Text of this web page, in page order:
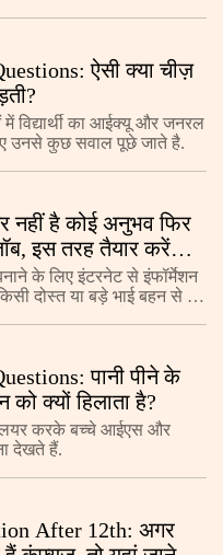
ऐसी क्या चीज़
में विद्यार्थी का आईक्यू और जनरल
उनसे कुछ सवाल पूछे जाते है.
नहीं है कोई अनुभव फिर
इस तरह तैयार करें
के लिए इंटरनेट से इंफॉर्मेशन
दोस्त या बड़े भाई बहन से पूछ
पानी पीने के
को क्यों हिलाता है?
करके बच्चे आईएस और
देखते हैं.
After 12th: अगर